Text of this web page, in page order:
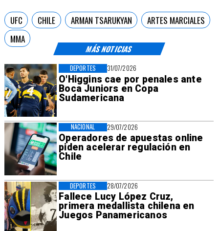
MÁS NOTICIAS
31/07/2026
O'Higgins cae por penales ante
Boca Juniors en Copa
Sudamericana
DEPORTES
29/07/2026
Operadores de apuestas online
piden acelerar regulación en
Chile
NACIONAL
28/07/2026
Fallece Lucy López Cruz,
primera medallista chilena en
Juegos Panamericanos
DEPORTES
UFC CHILE ARMAN TSARUKYAN
ARTES MARCIALES
MMA